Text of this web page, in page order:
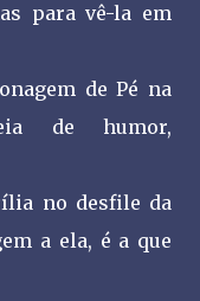
para vê-la em
de Pé na
de humor,
no desfile da
a ela, é a que